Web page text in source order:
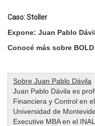
Caso: Stoller
Expone: Juan Pablo
Conocé más sobre
Sobre Juan Pablo Dávila
Juan Pablo Dávila es
Financiera y Control en
Universidad de
Executive MBA en el